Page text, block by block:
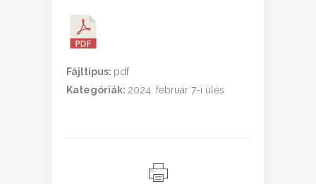
Fájltípus: pdf
Kategóriák: 2024. február 7-i ülés